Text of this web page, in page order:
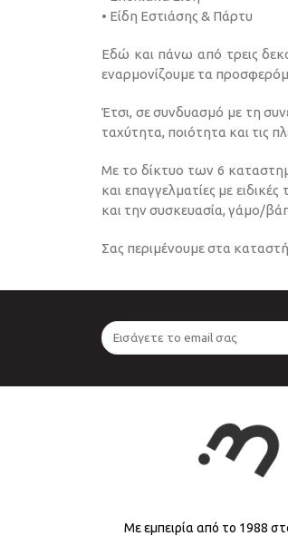
• Είδη Εστιάσης & Πάρτυ
Εδώ και πάνω από τρεις
εναρμονίζουμε τα
Έτσι, σε συνδυασμό με τη
ταχύτητα, ποιότητα και τις
Με το δίκτυο των 6
και επαγγελματίες με
και την συσκευασία, γάμο/
Σας περιμένουμε στα
Με εμπειρία από το 1988